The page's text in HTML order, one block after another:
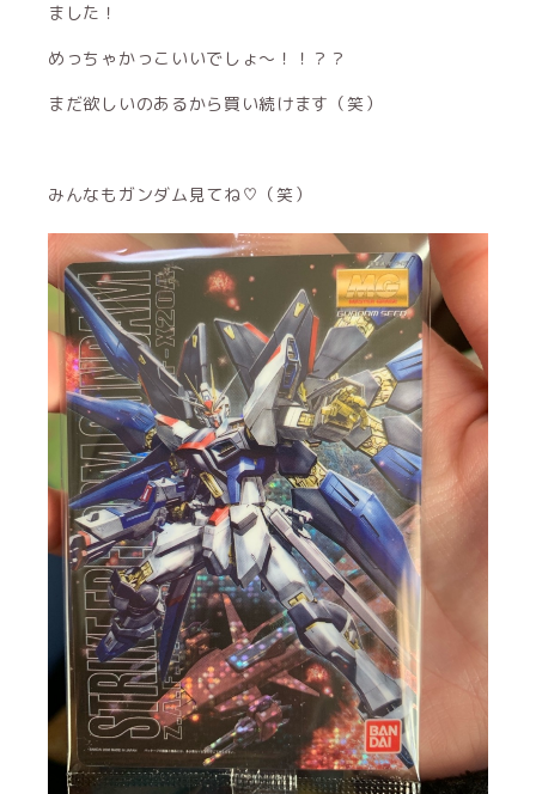
ました！
めっちゃかっこいいでしょ〜！！？？
まだ欲しいのあるから買い続けます（笑）
みんなもガンダム見てね♡（笑）